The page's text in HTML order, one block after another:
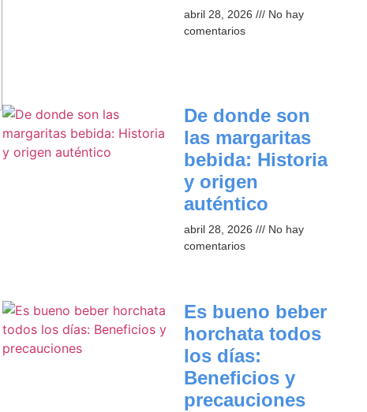
abril 28, 2026
No hay
comentarios
De donde son
las margaritas
bebida: Historia
y origen
auténtico
abril 28, 2026
No hay
comentarios
Es bueno beber
horchata todos
los días:
Beneficios y
precauciones​